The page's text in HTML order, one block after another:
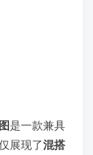
是一款兼具
展现了混搭